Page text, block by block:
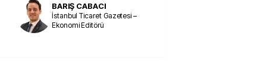
BARIŞ CABACI
İstanbul Ticaret Gazetesi –
Ekonomi Editörü